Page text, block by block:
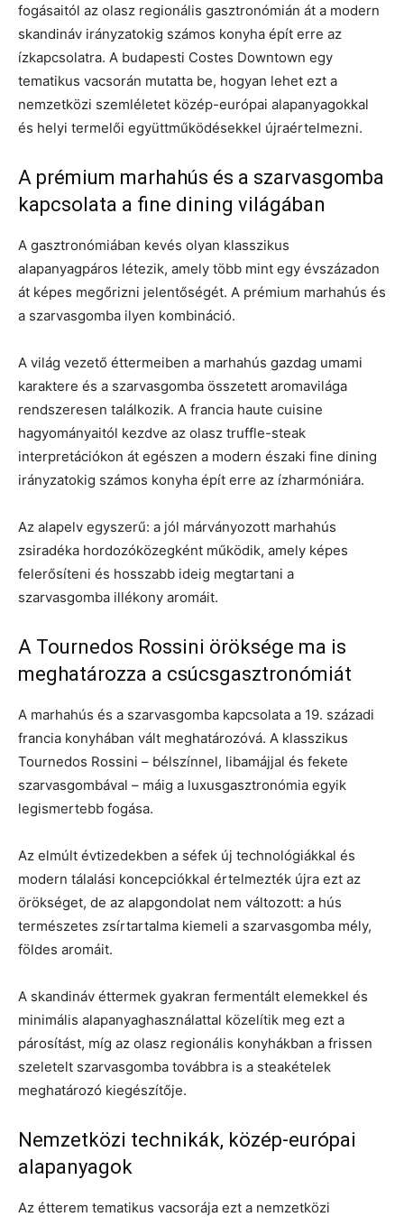
fogásaitól az olasz regionális gasztronómián át a modern
skandináv irányzatokig számos konyha épít erre az
ízkapcsolatra. A budapesti Costes Downtown egy
tematikus vacsorán mutatta be, hogyan lehet ezt a
nemzetközi szemléletet közép-európai alapanyagokkal
és helyi termelői együttműködésekkel újraértelmezni.
A prémium marhahús és a szarvasgomba
kapcsolata a fine dining világában
A gasztronómiában kevés olyan klasszikus
alapanyagpáros létezik, amely több mint egy évszázadon
át képes megőrizni jelentőségét. A prémium marhahús és
a szarvasgomba ilyen kombináció.
A világ vezető éttermeiben a marhahús gazdag umami
karaktere és a szarvasgomba összetett aromavilága
rendszeresen találkozik. A francia haute cuisine
hagyományaitól kezdve az olasz truffle-steak
interpretációkon át egészen a modern északi fine dining
irányzatokig számos konyha épít erre az ízharmóniára.
Az alapelv egyszerű: a jól márványozott marhahús
zsiradéka hordozóközegként működik, amely képes
felerősíteni és hosszabb ideig megtartani a
szarvasgomba illékony aromáit.
A Tournedos Rossini öröksége ma is
meghatározza a csúcsgasztronómiát
A marhahús és a szarvasgomba kapcsolata a 19. századi
francia konyhában vált meghatározóvá. A klasszikus
Tournedos Rossini – bélszínnel, libamájjal és fekete
szarvasgombával – máig a luxusgasztronómia egyik
legismertebb fogása.
Az elmúlt évtizedekben a séfek új technológiákkal és
modern tálalási koncepciókkal értelmezték újra ezt az
örökséget, de az alapgondolat nem változott: a hús
természetes zsírtartalma kiemeli a szarvasgomba mély,
földes aromáit.
A skandináv éttermek gyakran fermentált elemekkel és
minimális alapanyaghasználattal közelítik meg ezt a
párosítást, míg az olasz regionális konyhákban a frissen
szeletelt szarvasgomba továbbra is a steakételek
meghatározó kiegészítője.
Nemzetközi technikák, közép-európai
alapanyagok
Az étterem tematikus vacsorája ezt a nemzetközi